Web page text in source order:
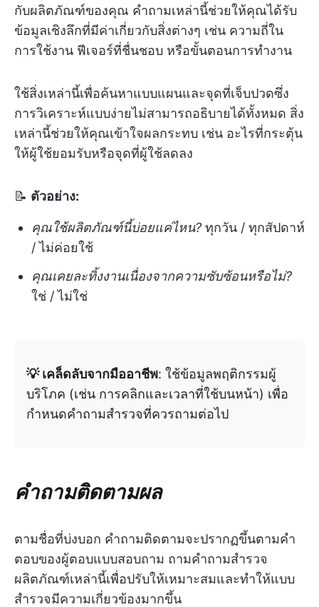
กับผลิตภัณฑ์ของคุณ คำถามเหล่านี้ช่วยให้คุณได้รับ
ข้อมูลเชิงลึกที่มีค่าเกี่ยวกับสิ่งต่างๆ เช่น ความถี่ใน
การใช้งาน ฟีเจอร์ที่ชื่นชอบ หรือขั้นตอนการทำงาน
ใช้สิ่งเหล่านี้เพื่อค้นหาแบบแผนและจุดที่เจ็บปวดซึ่ง
การวิเคราะห์แบบง่ายไม่สามารถอธิบายได้ทั้งหมด สิ่ง
เหล่านี้ช่วยให้คุณเข้าใจผลกระทบ เช่น อะไรที่กระตุ้น
ให้ผู้ใช้ยอมรับหรือจุดที่ผู้ใช้ลดลง
📝 ตัวอย่าง:
คุณใช้ผลิตภัณฑ์นี้บ่อยแค่ไหน? ทุกวัน / ทุกสัปดาห์
/ ไม่ค่อยใช้
คุณเคยละทิ้งงานเนื่องจากความซับซ้อนหรือไม่?
ใช่ / ไม่ใช่
💡 เคล็ดลับจากมืออาชีพ: ใช้ข้อมูลพฤติกรรมผู้
บริโภค (เช่น การคลิกและเวลาที่ใช้บนหน้า) เพื่อ
กำหนดคำถามสำรวจที่ควรถามต่อไป
คำถามติดตามผล
ตามชื่อที่บ่งบอก คำถามติดตามจะปรากฏขึ้นตามคำ
ตอบของผู้ตอบแบบสอบถาม ถามคำถามสำรวจ
ผลิตภัณฑ์เหล่านี้เพื่อปรับให้เหมาะสมและทำให้แบบ
สำรวจมีความเกี่ยวข้องมากขึ้น